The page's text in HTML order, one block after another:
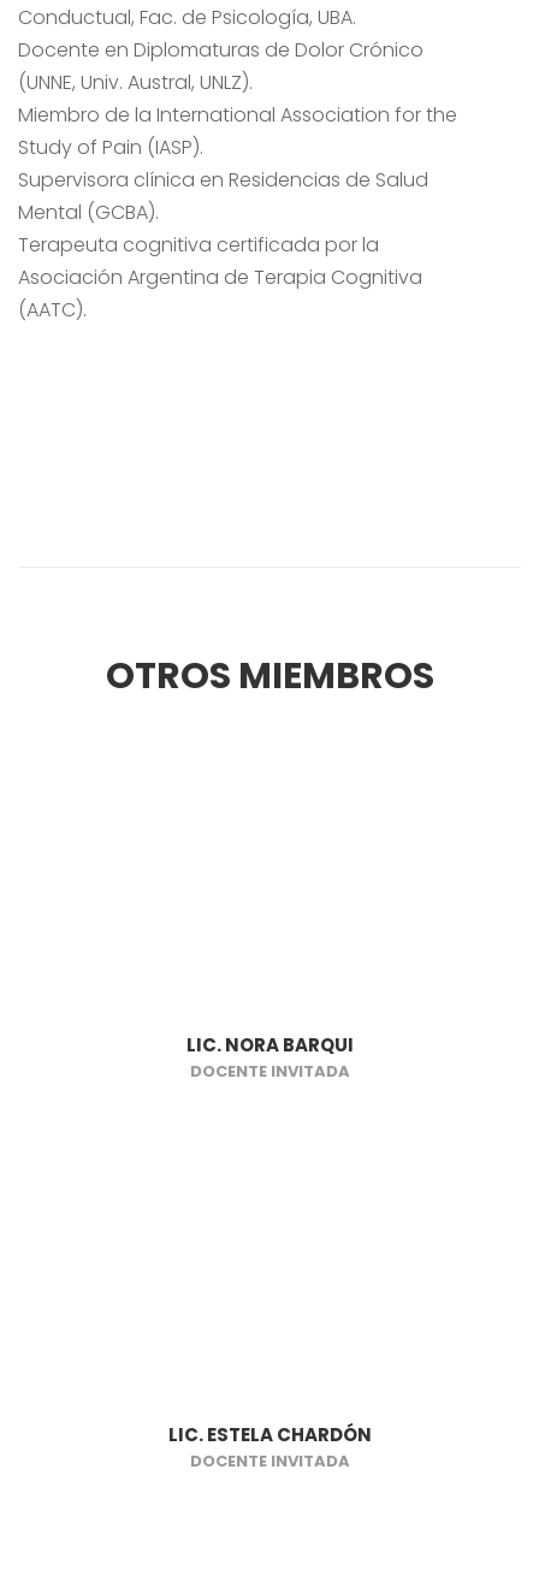
Conductual, Fac. de Psicología, UBA.
Docente en Diplomaturas de Dolor Crónico
(UNNE, Univ. Austral, UNLZ).
Miembro de la International Association for the
Study of Pain (IASP).
Supervisora clínica en Residencias de Salud
Mental (GCBA).
Terapeuta cognitiva certificada por la
Asociación Argentina de Terapia Cognitiva
(AATC).
OTROS MIEMBROS
LIC. NORA BARQUI
DOCENTE INVITADA
LIC. ESTELA CHARDÓN
DOCENTE INVITADA